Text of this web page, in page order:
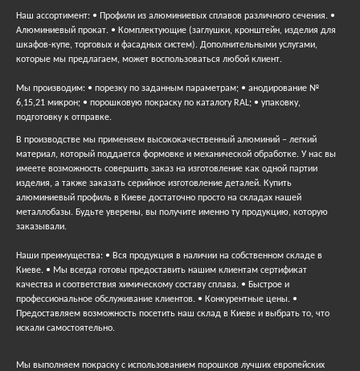
Наш ассортимент: • Профили из алюминиевых сплавов различного сечения. •
Алюминиевый прокат. • Комплектующие (заглушки, кронштейн, изделия для
шкафов-купе, торговых и фасадных систем). Дополнительными услугами,
которые мы предлагаем, может воспользоваться любой клиент.
Мы производим: • порезку по заданным параметрам; • анодирование №
6,15,21 микрон; • порошковую покраску по каталогу RAL; • упаковку,
подготовку к отправке.
В производстве мы применяем высококачественный алюминий – легкий
материал, который поддается формовке и механической обработке. У нас вы
имеете возможность совершить заказ на изготовление как одной партии
изделия, а также заказать серийное изготовление деталей. Купить
алюминиевый профиль в Киеве достаточно просто на складах нашей
металлобазы. Будьте уверены, вы получите именно ту продукцию, которую
заказывали.
Наши преимущества: • Вся продукция в наличии на собственном складе в
Киеве. • Мы всегда готовы предоставить нашим клиентам сертификат
качества и соответствия химическому составу сплава. • Быстрое и
профессиональное обслуживание клиентов. • Конкурентные цены. •
Предоставляем возможность посетить наш склад в Киеве и выбрать то, что
искали самостоятельно.
Мы выполняем покраску с использованием порошков лучших европейских